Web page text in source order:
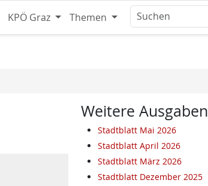
KPÖ Graz Themen
Weitere Ausgaben
Stadtblatt Mai 2026
Stadtblatt April 2026
Stadtblatt März 2026
Stadtblatt Dezember 2025